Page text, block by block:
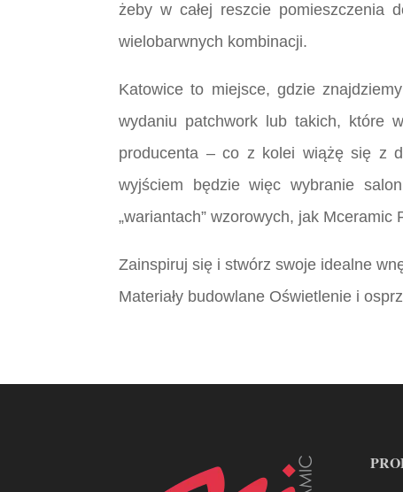
żeby w całej reszcie pomieszczenia
wielobarwnych kombinacji.
Katowice to miejsce, gdzie
wydaniu patchwork lub takich, które
producenta – co z kolei wiążę się z
wyjściem będzie więc wybranie
„wariantach” wzorowych, jak Mceramic
Zainspiruj się i stwórz swoje idealne
Materiały budowlane Oświetlenie i